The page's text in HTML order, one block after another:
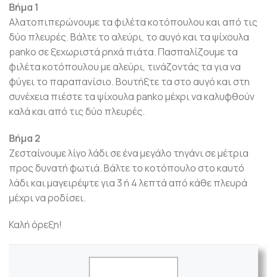
Βήμα 1
Αλατοπιπερώνουμε τα φιλέτα κοτόπουλου και από τις
δύο πλευρές. Βάλτε το αλεύρι, το αυγό και τα ψίχουλα
panko σε ξεχωριστά ρηχά πιάτα. Πασπαλίζουμε τα
φιλέτα κοτόπουλου με αλεύρι, τινάζοντάς τα για να
φύγει το παραπανίσιο. Βουτήξτε τα στο αυγό και στη
συνέχεια πιέστε τα ψίχουλα panko μέχρι να καλυφθούν
καλά και από τις δύο πλευρές.
Βήμα 2
Ζεσταίνουμε λίγο λάδι σε ένα μεγάλο τηγάνι σε μέτρια
προς δυνατή φωτιά. Βάλτε το κοτόπουλο στο καυτό
λάδι και μαγειρέψτε για 3 ή 4 λεπτά από κάθε πλευρά
μέχρι να ροδίσει.
Καλή όρεξη!